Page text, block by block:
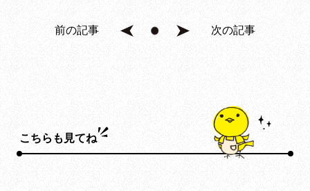
前の記事 次の記事
こちらも見てね